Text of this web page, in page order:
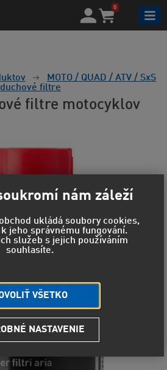
0
MOTO / QUAD / ATV / SxS
filtre
filtre motocyklov
nám záleží
ukládá soubory cookies,
jeho správnému fungování.
služeb s jejich používáním
souhlasíte.
VŠETKO
NASTAVENIE